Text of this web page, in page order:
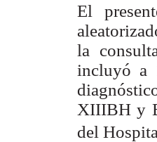
El
la
incluyó a
XIIIBH y
del